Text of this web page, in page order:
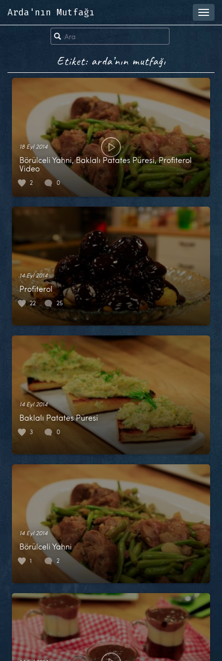
Arda'nın Mutfağı
Etiket: arda’nın mutfağı
18 Eyl 2014
Börülceli Yahni, Baklalı Patates Püresi, Profiterol
Video
2 0
14 Eyl 2014
Profiterol
22 25
14 Eyl 2014
Baklalı Patates Püresi
3 0
14 Eyl 2014
Börülceli Yahni
1 2